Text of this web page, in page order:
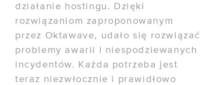
działanie hostingu. Dzięki
rozwiązaniom zaproponowanym
przez Oktawave, udało się rozwiązać
problemy awarii i niespodziewanych
incydentów. Każda potrzeba jest
teraz niezwłocznie i prawidłowo